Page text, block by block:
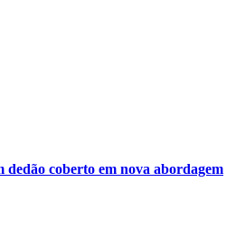
dedão coberto em nova abordagem